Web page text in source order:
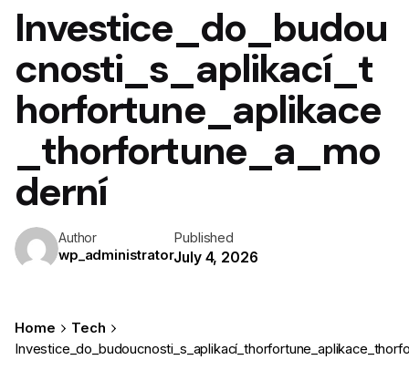
Investice_do_budou
cnosti_s_aplikací_t
horfortune_aplikace
_thorfortune_a_mo
derní
Author
wp_administrator
Published
July 4, 2026
Home
Tech